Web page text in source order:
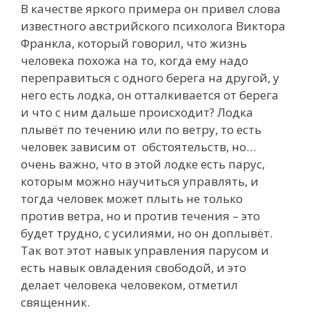
В качестве яркого примера он привел слова
известного австрийского психолога Виктора
Франкла, который говорил, что жизнь
человека похожа на то, когда ему надо
переправиться с одного берега на другой, у
него есть лодка, он отталкивается от берега
и что с ним дальше происходит? Лодка
плывёт по течению или по ветру, то есть
человек зависим от обстоятельств, но…
очень важно, что в этой лодке есть парус,
которым можно научиться управлять, и
тогда человек может плыть не только
против ветра, но и против течения – это
будет трудно, с усилиями, но он доплывёт.
Так вот этот навык управления парусом и
есть навык овладения свободой, и это
делает человека человеком, отметил
священник.